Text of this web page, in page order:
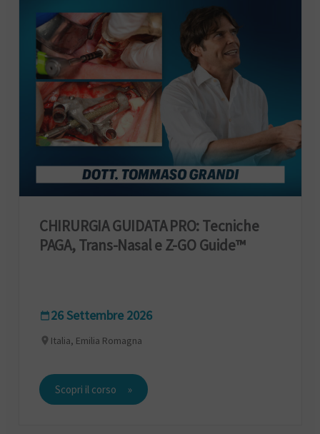
CHIRURGIA GUIDATA PRO: Tecniche
PAGA, Trans-Nasal e Z-GO Guide™
26 Settembre 2026
Italia, Emilia Romagna
Scopri il corso